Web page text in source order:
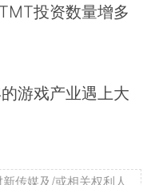
投资数量增多
游戏产业遇上大
传媒及/或相关权利人